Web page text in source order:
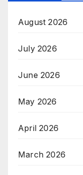
August 2026
July 2026
June 2026
May 2026
April 2026
March 2026